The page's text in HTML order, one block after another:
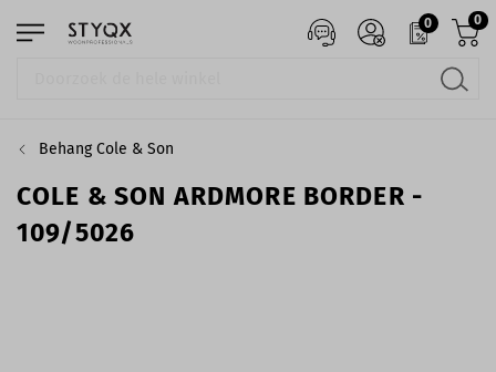
0 0
Behang Cole & Son
COLE & SON ARDMORE BORDER -
109/5026